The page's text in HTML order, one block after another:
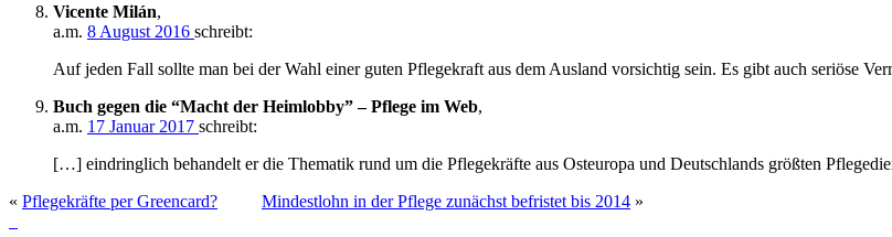
Vicente Milán,
a.m. 8 August 2016 schreibt:
Auf jeden Fall sollte man bei der Wahl einer guten Pflegekraft aus dem Ausland vorsichtig sein. Es gibt auch seriöse
Buch gegen die “Macht der Heimlobby” – Pflege im Web,
a.m. 17 Januar 2017 schreibt:
[…] eindringlich behandelt er die Thematik rund um die Pflegekräfte aus Osteuropa und Deutschlands größten
« Pflegekräfte per Greencard? Mindestlohn in der Pflege zunächst befristet bis 2014 »